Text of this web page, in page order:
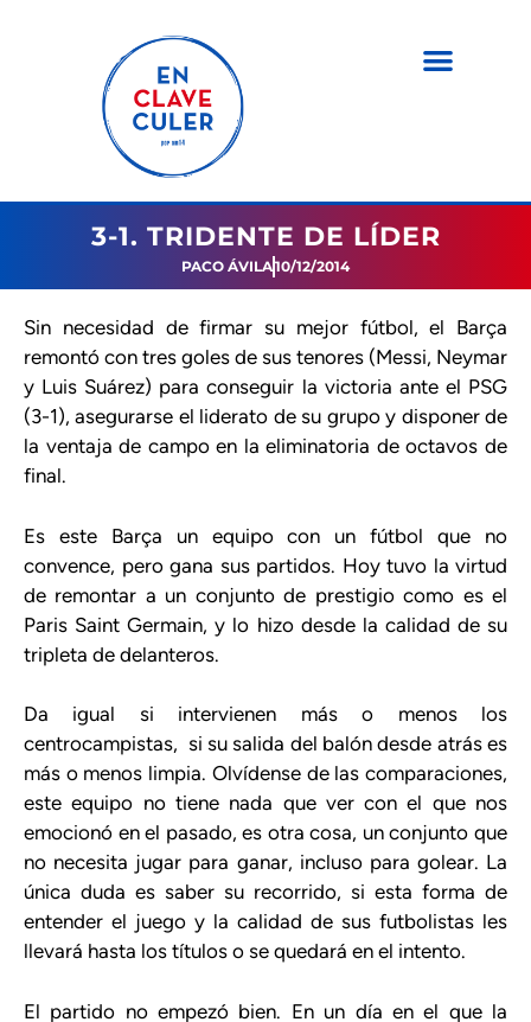
3-1. TRIDENTE DE LÍDER
PACO ÁVILA10/12/2014
Sin necesidad de firmar su mejor fútbol, el Barça
remontó con tres goles de sus tenores (Messi, Neymar
y Luis Suárez) para conseguir la victoria ante el PSG
(3-1), asegurarse el liderato de su grupo y disponer de
la ventaja de campo en la eliminatoria de octavos de
final.
Es este Barça un equipo con un fútbol que no
convence, pero gana sus partidos. Hoy tuvo la virtud
de remontar a un conjunto de prestigio como es el
Paris Saint Germain, y lo hizo desde la calidad de su
tripleta de delanteros.
Da igual si intervienen más o menos los
centrocampistas, si su salida del balón desde atrás es
más o menos limpia. Olvídense de las comparaciones,
este equipo no tiene nada que ver con el que nos
emocionó en el pasado, es otra cosa, un conjunto que
no necesita jugar para ganar, incluso para golear. La
única duda es saber su recorrido, si esta forma de
entender el juego y la calidad de sus futbolistas les
llevará hasta los títulos o se quedará en el intento.
El partido no empezó bien. En un día en el que la